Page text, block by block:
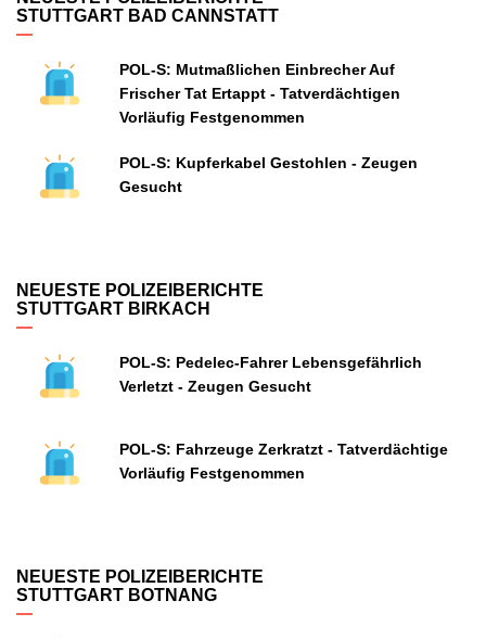
STUTTGART BAD CANNSTATT
POL-S: Mutmaßlichen Einbrecher Auf
Frischer Tat Ertappt - Tatverdächtigen
Vorläufig Festgenommen
POL-S: Kupferkabel Gestohlen - Zeugen
Gesucht
NEUESTE POLIZEIBERICHTE
STUTTGART BIRKACH
POL-S: Pedelec-Fahrer Lebensgefährlich
Verletzt - Zeugen Gesucht
POL-S: Fahrzeuge Zerkratzt - Tatverdächtige
Vorläufig Festgenommen
NEUESTE POLIZEIBERICHTE
STUTTGART BOTNANG